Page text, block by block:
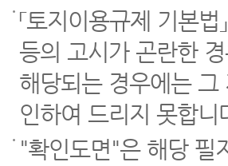
「토지이용규제 기본
등의 고시가 곤란한
해당되는 경우에는 그
인하여 드리지 못합니
"확인도면"은 해당 필